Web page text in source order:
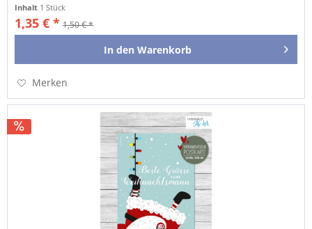
Inhalt 1 Stück
1,35 € * 1,50 € *
In den Warenkorb
Merken